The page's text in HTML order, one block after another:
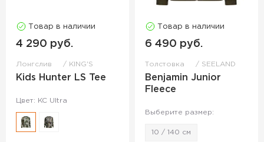
Товар в наличии
4 290 руб.
Лонгслив KING'S
Kids Hunter LS Tee
Цвет: KC Ultra
Товар в наличии
6 490 руб.
Толстовка SEELAND
Benjamin Junior
Fleece
Выберите размер:
10 / 140 см